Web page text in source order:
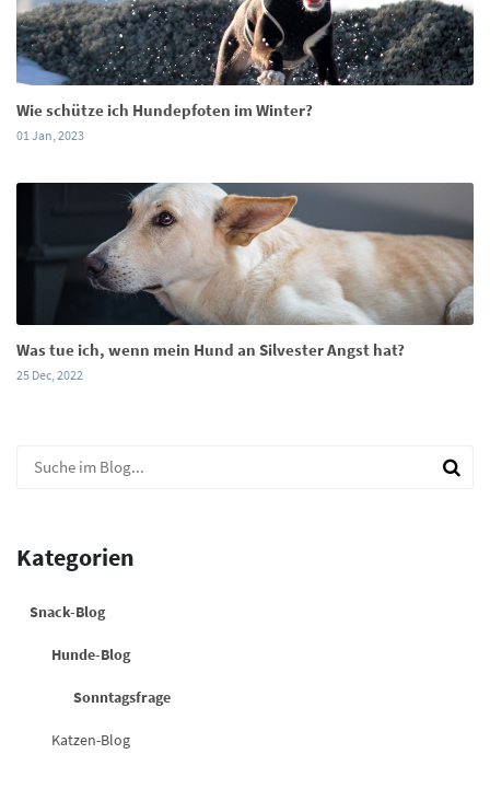
Wie schütze ich Hundepfoten im Winter?
01 Jan, 2023
Was tue ich, wenn mein Hund an Silvester Angst hat?
25 Dec, 2022
Kategorien
Snack-Blog
Hunde-Blog
Sonntagsfrage
Katzen-Blog